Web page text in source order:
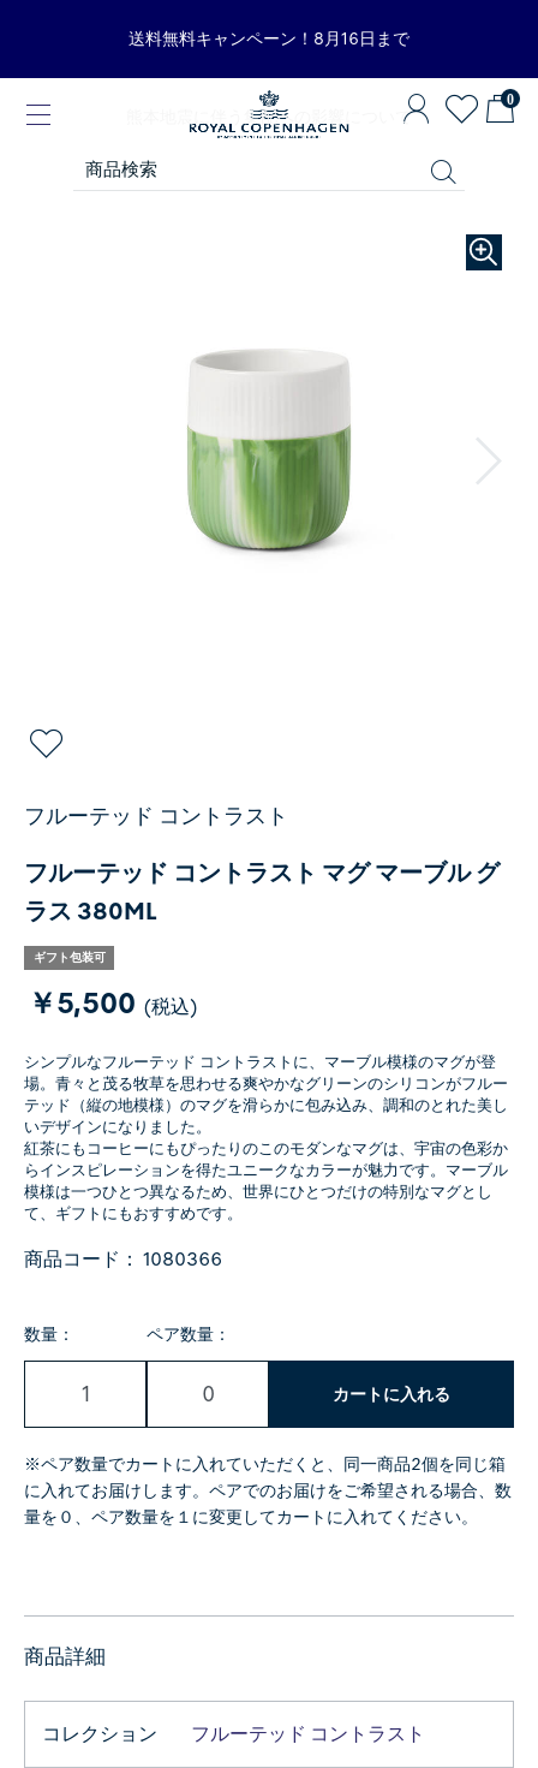
送料無料キャンペーン！8月16日まで
熊本地震に伴う集配への影響について
0
フルーテッド コントラスト
フルーテッド コントラスト マグ マーブル グ
ラス 380ML
ギフト包装可
￥5,500 (税込)
シンプルなフルーテッド コントラストに、マーブル模様のマグが登
場。青々と茂る牧草を思わせる爽やかなグリーンのシリコンがフルー
テッド（縦の地模様）のマグを滑らかに包み込み、調和のとれた美し
いデザインになりました。
紅茶にもコーヒーにもぴったりのこのモダンなマグは、宇宙の色彩か
らインスピレーションを得たユニークなカラーが魅力です。マーブル
模様は一つひとつ異なるため、世界にひとつだけの特別なマグとし
て、ギフトにもおすすめです。
商品コード： 1080366
数量： ペア数量：
カートに入れる
※ペア数量でカートに入れていただくと、同一商品2個を同じ箱
に入れてお届けします。ペアでのお届けをご希望される場合、数
量を０、ペア数量を１に変更してカートに入れてください。
商品詳細
コレクション フルーテッド コントラスト